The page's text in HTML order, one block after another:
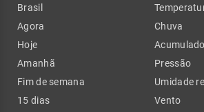
Brasil
Agora
Hoje
Amanhã
Fim de semana
15 dias
Chuva
Pressão
Umidade
Vento